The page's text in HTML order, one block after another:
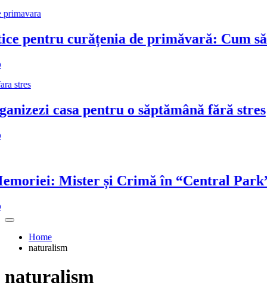
curățenia de primăvară: Cum să-
casa pentru o săptămână fără stres
Mister și Crimă în “Central Park”
Home
naturalism
naturalism